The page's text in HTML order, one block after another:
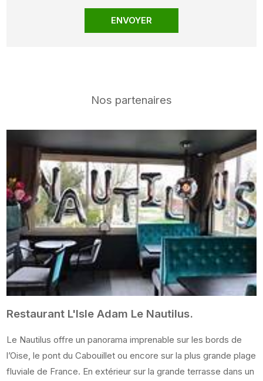
Nos partenaires
Restaurant L'Isle Adam Le Nautilus.
Le Nautilus offre un panorama imprenable sur les bords de
l’Oise, le pont du Cabouillet ou encore sur la plus grande plage
fluviale de France. En extérieur sur la grande terrasse dans un